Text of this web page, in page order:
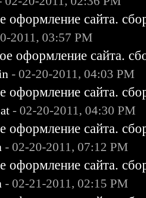
оформление сайта.
2011, 03:57 PM
оформление сайта.
- 02-20-2011, 04:03 PM
оформление сайта.
- 02-20-2011, 04:30 PM
оформление сайта.
- 02-20-2011, 07:12 PM
оформление сайта.
- 02-21-2011, 02:15 PM